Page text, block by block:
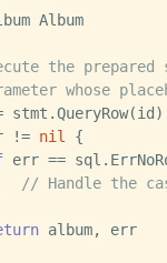
Album
the
whose
!= nil
{
err ==
// Handle the
album, err